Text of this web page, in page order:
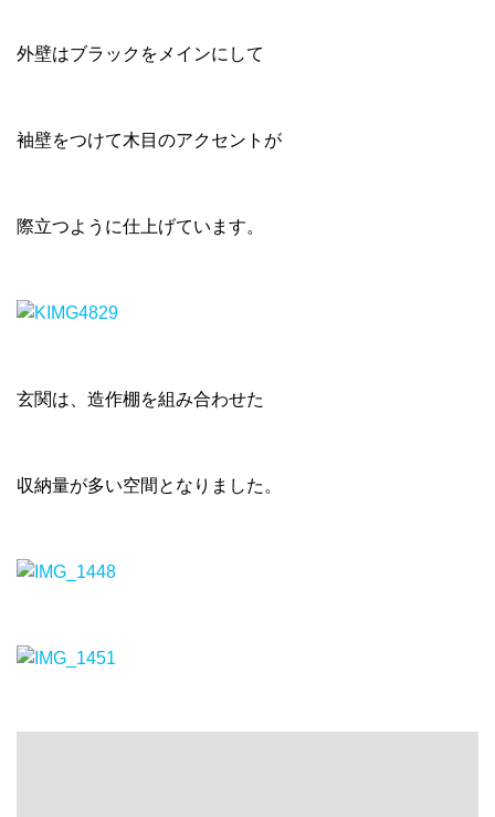
外壁はブラックをメインにして
袖壁をつけて木目のアクセントが
際立つように仕上げています。
玄関は、造作棚を組み合わせた
収納量が多い空間となりました。